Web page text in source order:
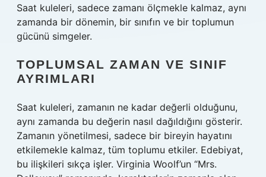
Saat kuleleri, sadece zamanı ölçmekle kalmaz, aynı
zamanda bir dönemin, bir sınıfın ve bir toplumun
gücünü simgeler.
TOPLUMSAL ZAMAN VE SINIF
AYRIMLARI
Saat kuleleri, zamanın ne kadar değerli olduğunu,
aynı zamanda bu değerin nasıl dağıldığını gösterir.
Zamanın yönetilmesi, sadece bir bireyin hayatını
etkilemekle kalmaz, tüm toplumu etkiler. Edebiyat,
bu ilişkileri sıkça işler. Virginia Woolf’un “Mrs.